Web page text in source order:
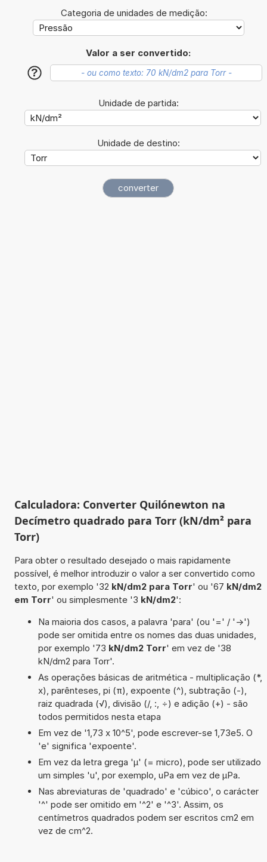
Categoria de unidades de medição:
Valor a ser convertido:
?
Unidade de partida:
Unidade de destino:
Calculadora: Converter Quilónewton na
Decímetro quadrado para Torr (kN/dm² para
Torr)
Para obter o resultado desejado o mais rapidamente
possível, é melhor introduzir o valor a ser convertido como
texto, por exemplo '32 kN/dm2 para Torr' ou '67 kN/dm2
em Torr' ou simplesmente '3 kN/dm2':
Na maioria dos casos, a palavra 'para' (ou '=' / '->')
pode ser omitida entre os nomes das duas unidades,
por exemplo '73 kN/dm2 Torr' em vez de '38
kN/dm2 para Torr'.
As operações básicas de aritmética - multiplicação (*,
x), parênteses, pi (π), expoente (^), subtração (-),
raiz quadrada (√), divisão (/, :, ÷) e adição (+) - são
todos permitidos nesta etapa
Em vez de '1,73 x 10^5', pode escrever-se 1,73e5. O
'e' significa 'expoente'.
Em vez da letra grega 'µ' (= micro), pode ser utilizado
um simples 'u', por exemplo, uPa em vez de µPa.
Nas abreviaturas de 'quadrado' e 'cúbico', o carácter
'^' pode ser omitido em '^2' e '^3'. Assim, os
centímetros quadrados podem ser escritos cm2 em
vez de cm^2.